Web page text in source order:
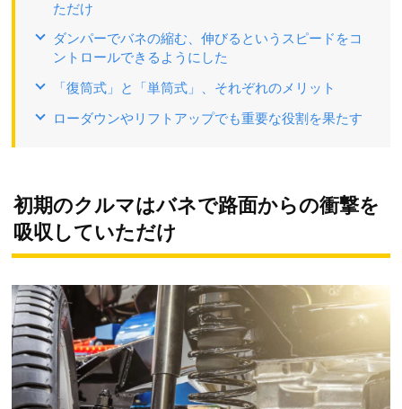
ただけ
ダンパーでバネの縮む、伸びるというスピードをコ
ントロールできるようにした
「復筒式」と「単筒式」、それぞれのメリット
ローダウンやリフトアップでも重要な役割を果たす
初期のクルマはバネで路面からの衝撃を
吸収していただけ